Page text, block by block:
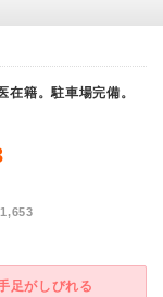
籍。駐車場完備。
1,653
足がしびれる